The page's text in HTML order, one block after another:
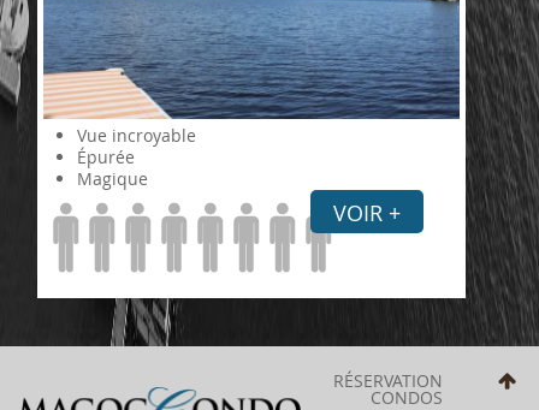
Vue incroyable
Épurée
Magique
VOIR +
RÉSERVATION
CONDOS